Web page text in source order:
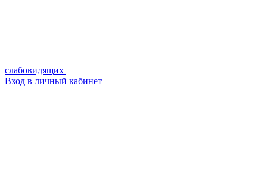
слабовидящих
Вход в личный кабинет